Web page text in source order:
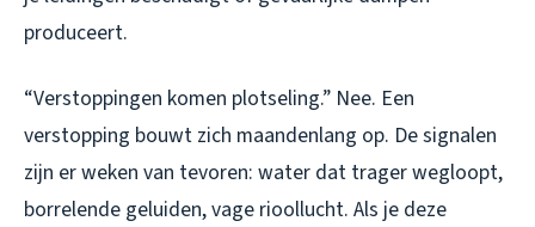
produceert.
“Verstoppingen komen plotseling.” Nee. Een
verstopping bouwt zich maandenlang op. De signalen
zijn er weken van tevoren: water dat trager wegloopt,
borrelende geluiden, vage rioollucht. Als je deze